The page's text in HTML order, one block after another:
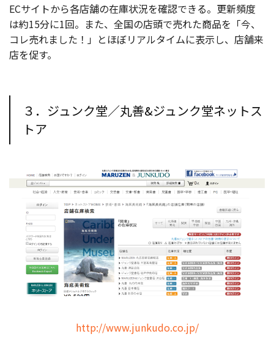
ECサイトから各店舗の在庫状況を確認できる。更新頻度
は約15分に1回。また、全国の店頭で売れた商品を「今、
コレ売れました！」とほぼリアルタイムに表示し、店舗来
店を促す。
３．ジュンク堂／丸善&ジュンク堂ネットス
トア
http://www.junkudo.co.jp/